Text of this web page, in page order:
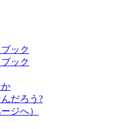
だろう?
ジへ）